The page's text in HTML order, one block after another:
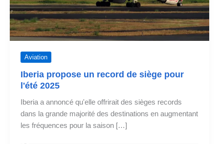
Aviation
Iberia propose un record de siège pour
l'été 2025
Iberia a annoncé qu'elle offrirait des sièges records
dans la grande majorité des destinations en augmentant
les fréquences pour la saison […]